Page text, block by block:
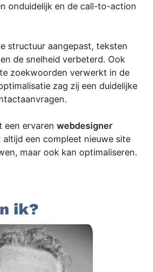
onduidelijk en de call-to-action
structuur aangepast, teksten
de snelheid verbeterd. Ook
zoekwoorden verwerkt in de
zag zij een duidelijke
een ervaren webdesigner
altijd een compleet nieuwe site
maar ook kan optimaliseren.
ik?